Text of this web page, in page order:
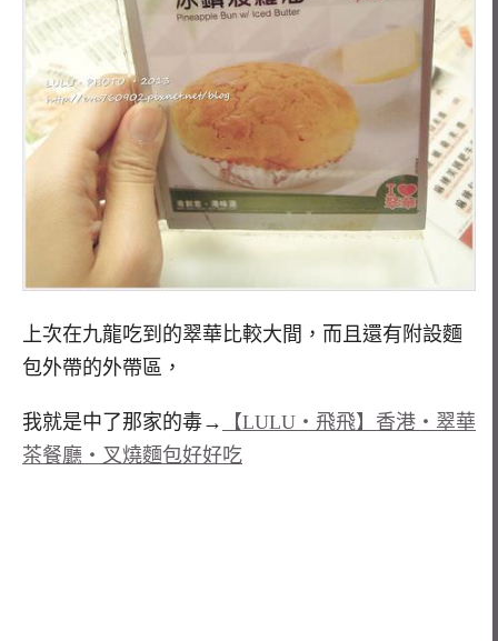
上次在九龍吃到的翠華比較大間，而且還有附設麵
包外帶的外帶區，
我就是中了那家的毒→
【LULU‧飛飛】香港‧翠華
茶餐廳‧叉燒麵包好好吃